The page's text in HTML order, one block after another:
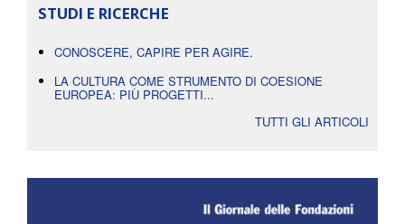
STUDI E RICERCHE
CONOSCERE, CAPIRE PER AGIRE.
LA CULTURA COME STRUMENTO DI COESIONE
EUROPEA: PIÙ PROGETTI...
TUTTI GLI ARTICOLI